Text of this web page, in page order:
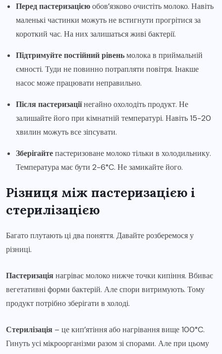
Перед пастеризацієюобов’язково очистіть молоко. Навіть
маленькі частинки можуть не встигнути прогрітися за
короткий час. На них залишаться живі бактерії.
Підтримуйте постійний рівеньмолока в приймальній
ємності. Туди не повинно потрапляти повітря. Інакше
насос може працювати неправильно.
Після пастеризаціїнегайно охолодіть продукт. Не
залишайте його при кімнатній температурі. Навіть 15-20
хвилин можуть все зіпсувати.
Зберігайтепастеризоване молоко тільки в холодильнику.
Температура має бути 2-6°C. Не замикайте його.
Різниця між пастеризацією і
стерилізацією
Багато плутають ці два поняття. Давайте розберемося у
різниці.
Пастеризаціянагріває молоко нижче точки кипіння. Вбиває
вегетативні форми бактерій. Але спори витримують. Тому
продукт потрібно зберігати в холоді.
Стерилізація – це кип’ятіння або нагрівання вище 100°C.
Гинуть усі мікроорганізми разом зі спорами. Але при цьому